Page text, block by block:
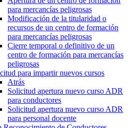
para mercancías peligrosas
Modificación de la titularidad o
recursos de un centro de formación
para mercancías peligrosas
Cierre temporal o definitivo de un
centro de formación para mercancías
peligrosas
para impartir nuevos cursos
Atrás
Solicitud apertura nuevo curso ADR
para conductores
Solicitud apertura nuevo curso ADR
para personal docente